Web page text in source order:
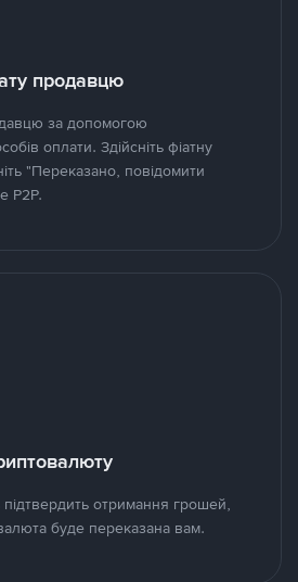
продавцю
за допомогою
оплати. Здійсніть фіатну
"Переказано, повідомити
P2P.
отримання грошей,
буде переказана вам.